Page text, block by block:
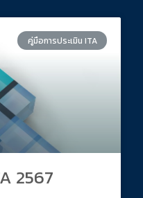
คู่มือการประเมิน ITA
2567